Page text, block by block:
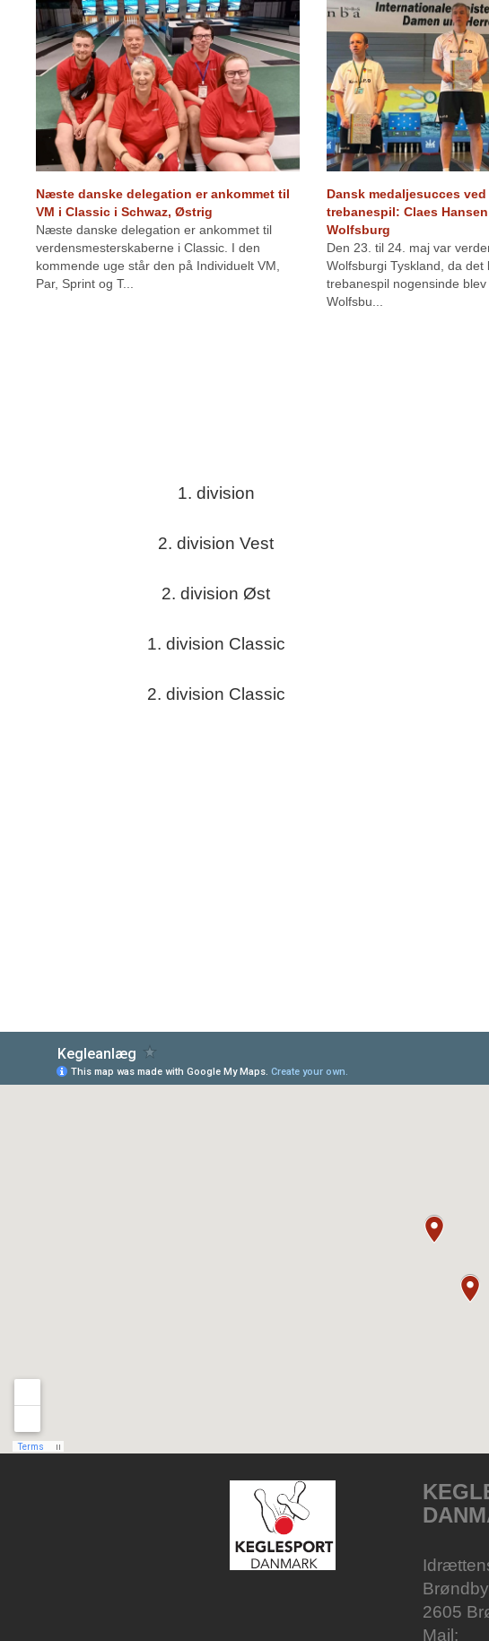
Næste danske delegation er ankommet til
VM i Classic i Schwaz, Østrig
Næste danske delegation er ankommet til
verdensmesterskaberne i Classic. I den
kommende uge står den på Individuelt VM,
Par, Sprint og T...
Dansk medaljesucces ved
trebanespil: Claes
Wolfsburg
Den 23. til 24. maj var
Wolfsburgi Tyskland, da det
trebanespil nogensinde blev
Wolfsbu...
1. division
2. division Vest
2. division Øst
1. division Classic
2. division Classic
2605
Mail: